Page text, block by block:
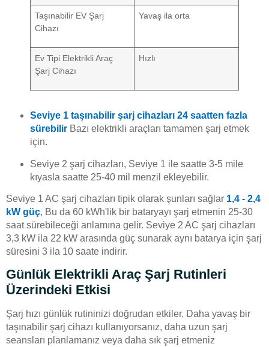
Taşınabilir EV Şarj
Cihazı
Yavaş ila orta
Ev Tipi Elektrikli Araç
Şarj Cihazı
Hızlı
Seviye 1 taşınabilir şarj cihazları 24 saatten fazla
sürebilir Bazı elektrikli araçları tamamen şarj etmek
için.
Seviye 2 şarj cihazları, Seviye 1 ile saatte 3-5 mile
kıyasla saatte 25-40 mil menzil ekleyebilir.
Seviye 1 AC şarj cihazları tipik olarak şunları sağlar 1,4 - 2,4
kW güç, Bu da 60 kWh'lik bir bataryayı şarj etmenin 25-30
saat sürebileceği anlamına gelir. Seviye 2 AC şarj cihazları
3,3 kW ila 22 kW arasında güç sunarak aynı batarya için şarj
süresini 3 ila 10 saate indirir.
Günlük Elektrikli Araç Şarj Rutinleri
Üzerindeki Etkisi
Şarj hızı günlük rutininizi doğrudan etkiler. Daha yavaş bir
taşınabilir şarj cihazı kullanıyorsanız, daha uzun şarj
seansları planlamanız veya daha sık şarj etmeniz